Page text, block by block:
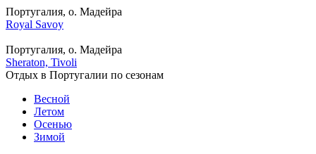
Португалия, о. Мадейра
Royal Savoy
Португалия, о. Мадейра
Sheraton, Tivoli
Отдых в Португалии по сезонам
Весной
Летом
Осенью
Зимой